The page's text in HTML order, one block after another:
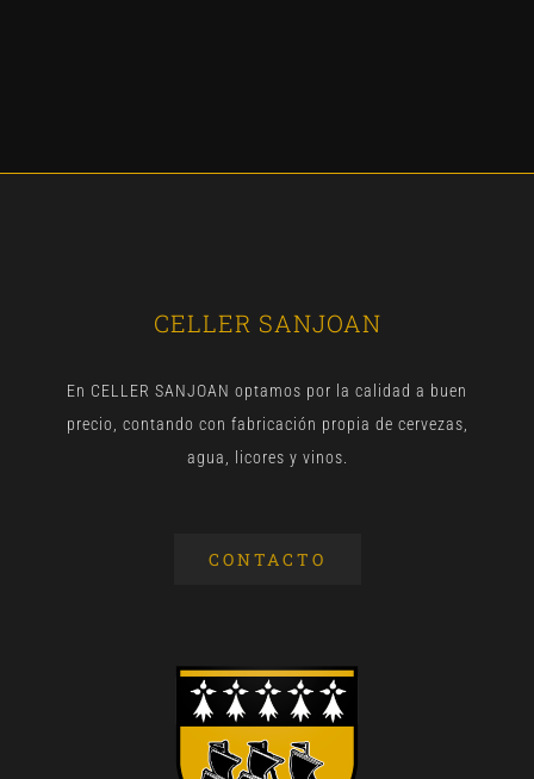
CELLER SANJOAN
En CELLER SANJOAN optamos por la calidad a buen
precio, contando con fabricación propia de cervezas,
agua, licores y vinos.
CONTACTO